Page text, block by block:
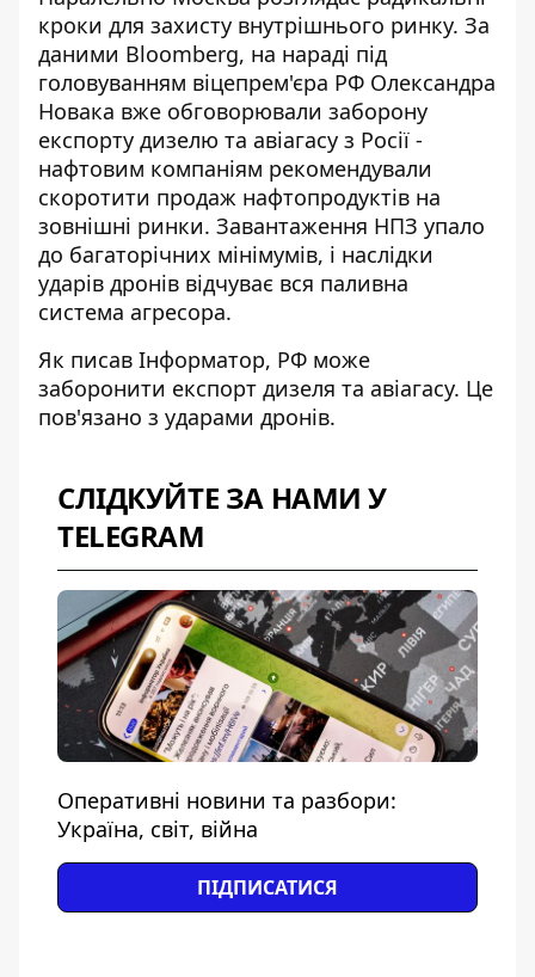
кроки для захисту внутрішнього ринку. За
даними Bloomberg, на нараді під
головуванням віцепрем'єра РФ Олександра
Новака вже обговорювали заборону
експорту дизелю та авіагасу з Росії -
нафтовим компаніям рекомендували
скоротити продаж нафтопродуктів на
зовнішні ринки. Завантаження НПЗ упало
до багаторічних мінімумів, і наслідки
ударів дронів відчуває вся паливна
система агресора.
Як писав Інформатор, РФ може
заборонити експорт дизеля та авіагасу. Це
пов'язано з ударами дронів.
СЛІДКУЙТЕ ЗА НАМИ У
TELEGRAM
Оперативні новини та разбори:
Україна, світ, війна
ПІДПИСАТИСЯ